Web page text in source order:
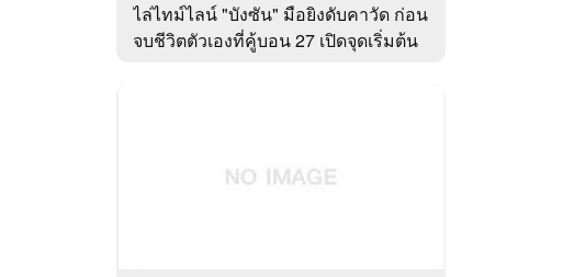
ไล่ไทม์ไลน์ "บังซัน" มือยิงดับคาวัด ก่อน
จบชีวิตตัวเองที่คู้บอน 27 เปิดจุดเริ่มต้น